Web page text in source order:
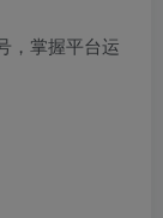
，掌握平台运